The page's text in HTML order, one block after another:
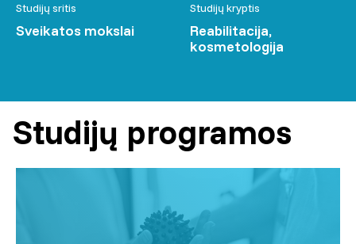
Studijų sritis
Sveikatos mokslai
Studijų kryptis
Reabilitacija,
kosmetologija
Studijų programos